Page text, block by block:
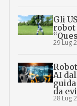
Gli
29 Lug
AI
da
28 Lug